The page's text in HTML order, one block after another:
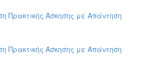
Πρακτικής Άσκησης με Απάντηση
Πρακτικής Άσκησης με Απάντηση